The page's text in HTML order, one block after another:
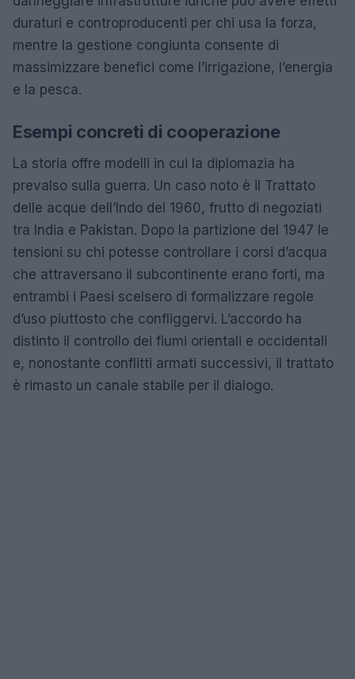
duraturi e controproducenti per chi usa la forza,
mentre la gestione congiunta consente di
massimizzare benefici come l’irrigazione, l’energia
e la pesca.
Esempi concreti di cooperazione
La storia offre modelli in cui la diplomazia ha
prevalso sulla guerra. Un caso noto è il Trattato
delle acque dell’Indo del 1960, frutto di negoziati
tra India e Pakistan. Dopo la partizione del 1947 le
tensioni su chi potesse controllare i corsi d’acqua
che attraversano il subcontinente erano forti, ma
entrambi i Paesi scelsero di formalizzare regole
d’uso piuttosto che confliggervi. L’accordo ha
distinto il controllo dei fiumi orientali e occidentali
e, nonostante conflitti armati successivi, il trattato
è rimasto un canale stabile per il dialogo.